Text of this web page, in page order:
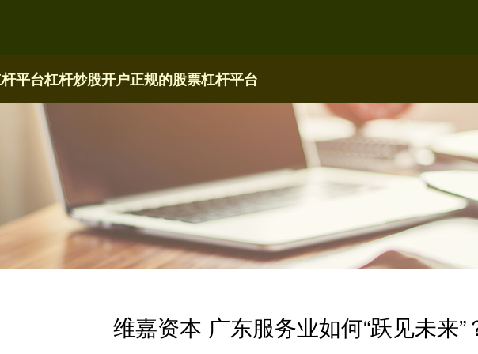
平台杠杆炒股开户正规的股票杠杆平台
维嘉资本 广东服务业如何“跃见未来”